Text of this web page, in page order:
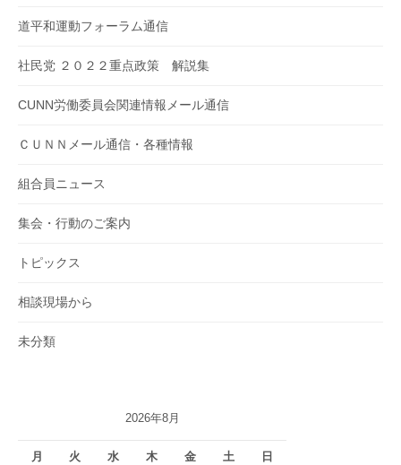
道平和運動フォーラム通信
社民党 ２０２２重点政策 解説集
CUNN労働委員会関連情報メール通信
ＣＵＮＮメール通信・各種情報
組合員ニュース
集会・行動のご案内
トピックス
相談現場から
未分類
2026年8月
月 火 水 木 金 土 日